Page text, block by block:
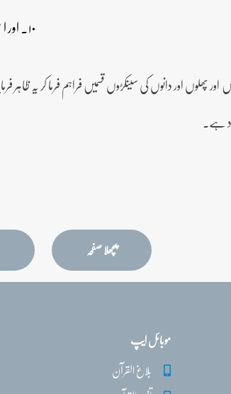
۱۰۔ اور اسی نے مخلوقات کے لیے اس زمین کو بنایا ہے ۔
اور پھلوں اور دانوں کی سینکڑوں قسمیں فراہم فرما کر یہ
ہے۔
پچھلا صفحہ
موبائل ایپ
بلاغ القرآن